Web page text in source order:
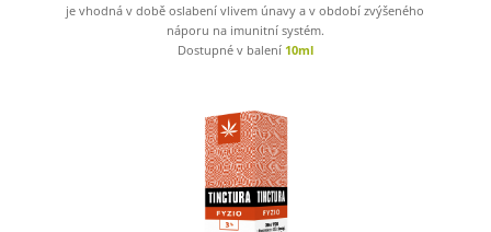
je vhodná v době oslabení vlivem únavy a v období zvýšeného
náporu na imunitní systém.
Dostupné v balení 10ml